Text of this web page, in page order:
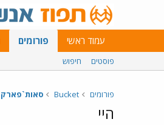
עמוד ראשי פורומים
פוסטים חיפוש
פורומים Bucket סאות`פארק
היי